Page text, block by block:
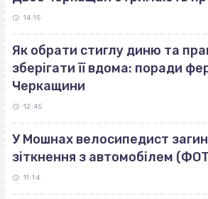
14:15
Як обрати стиглу диню та
зберігати її вдома: поради
Черкащини
12:45
У Мошнах велосипедист
зіткнення з автомобілем
11:14